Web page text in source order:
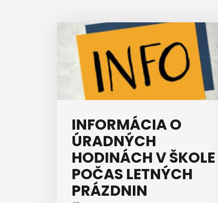
INFORMÁCIA O
ÚRADNÝCH
HODINÁCH V ŠKOLE
POČAS LETNÝCH
PRÁZDNIN